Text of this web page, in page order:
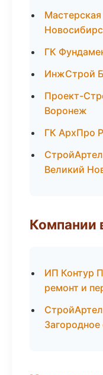
ГК
ИнжСтрой
Проект-
Воронеж
ГК АрхПро
Великий
Компании
ИП Контур
ремонт и
Загородное